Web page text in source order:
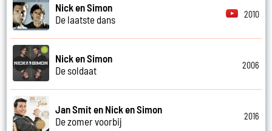
Nick en Simon
De laatste dans
2010
Nick en Simon
De soldaat
2006
Jan Smit en Nick en Simon
De zomer voorbij
2016